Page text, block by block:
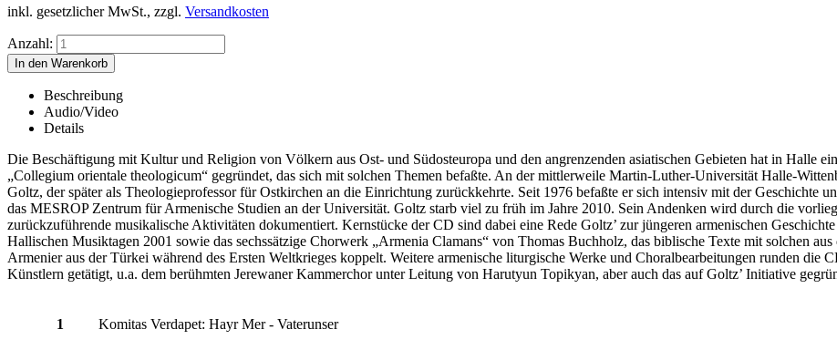
inkl. gesetzlicher MwSt., zzgl. Versandkosten
Anzahl:
Beschreibung
Audio/Video
Details
Die Beschäftigung mit Kultur und Religion von Völkern aus Ost- und Südosteuropa und den angrenzenden asiatischen Gebieten hat in Halle
„Collegium orientale theologicum“ gegründet, das sich mit solchen Themen befaßte. An der mittlerweile Martin-Luther-Universität Halle-
Goltz, der später als Theologieprofessor für Ostkirchen an die Einrichtung zurückkehrte. Seit 1976 befaßte er sich intensiv mit der Geschichte
das MESROP Zentrum für Armenische Studien an der Universität. Goltz starb viel zu früh im Jahre 2010. Sein Andenken wird durch die
zurückzuführende musikalische Aktivitäten dokumentiert. Kernstücke der CD sind dabei eine Rede Goltz’ zur jüngeren armenischen
Hallischen Musiktagen 2001 sowie das sechssätzige Chorwerk „Armenia Clamans“ von Thomas Buchholz, das biblische Texte mit solchen
Armenier aus der Türkei während des Ersten Weltkrieges koppelt. Weitere armenische liturgische Werke und Choralbearbeitungen runden die
Künstlern getätigt, u.a. dem berühmten Jerewaner Kammerchor unter Leitung von Harutyun Topikyan, aber auch das auf Goltz’ Initiative
1 Komitas Verdapet: Hayr Mer - Vaterunser